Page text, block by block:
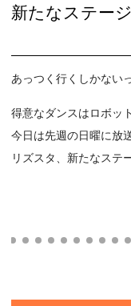
新たなステー
あっつく行くしかない
得意なダンスはロボッ
今日は先週の日曜に放
リズスタ、新たなステ